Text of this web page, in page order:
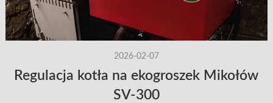
2026-02-07
Regulacja kotła na ekogroszek Mikołów
SV-300